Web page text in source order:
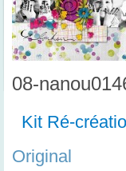
08-
Kit Ré-
Original